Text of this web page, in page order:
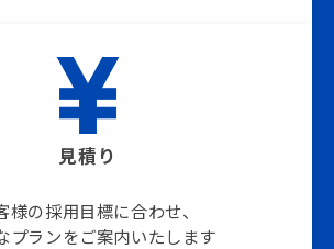
見積り
様の採用目標に合わせ、
プランをご案内いたします